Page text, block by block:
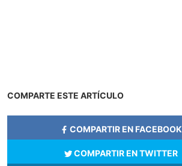
COMPARTE ESTE ARTÍCULO
COMPARTIR EN FACEBOOK
COMPARTIR EN TWITTER